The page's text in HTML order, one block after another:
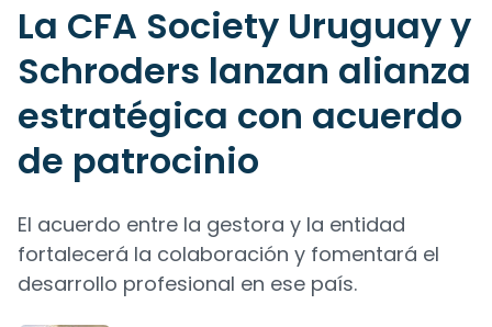
La CFA Society Uruguay y
Schroders lanzan alianza
estratégica con acuerdo
de patrocinio
El acuerdo entre la gestora y la entidad
fortalecerá la colaboración y fomentará el
desarrollo profesional en ese país.